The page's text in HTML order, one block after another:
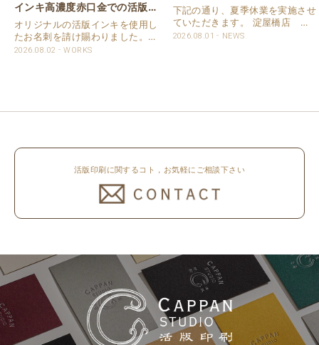
インキ高濃度赤口金での活版名
刺
オリジナルの活版インキを使用し
たお名刺を請け賜わりました。
用紙は新バフン紙Nのきぬを使用
2026.08.02 WORKS
下記の通り、夏季休業を実施させ
ていただきます。 淀屋橋店 通
常営業いたします。 奈良店 8月
2026.08.01 NEWS
活版印刷に関するコト，お気軽にご相談下さい